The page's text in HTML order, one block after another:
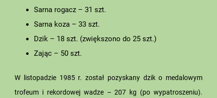
Sarna rogacz – 31 szt.
Sarna koza – 33 szt.
Dzik – 18 szt. (zwiększono do 25 szt.)
Zając – 50 szt.
W listopadzie 1985 r. został pozyskany dzik o medalowym
trofeum i rekordowej wadze – 207 kg (po wypatroszeniu).